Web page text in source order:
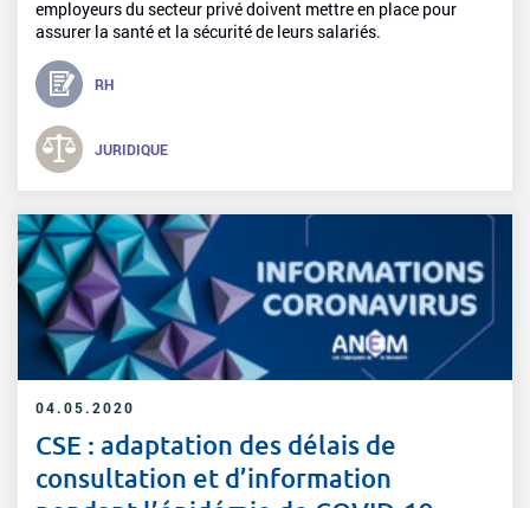
employeurs du secteur privé doivent mettre en place pour
assurer la santé et la sécurité de leurs salariés.
RH
JURIDIQUE
04.05.2020
CSE : adaptation des délais de
consultation et d’information